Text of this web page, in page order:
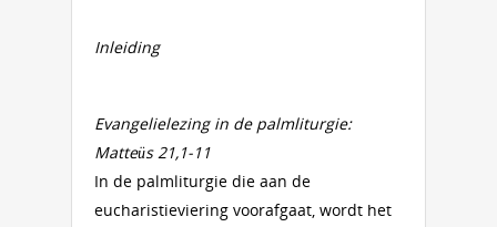
Inleiding
Evangelielezing in de palmliturgie:
Matteüs 21,1-11
In de palmliturgie die aan de
eucharistieviering voorafgaat, wordt het